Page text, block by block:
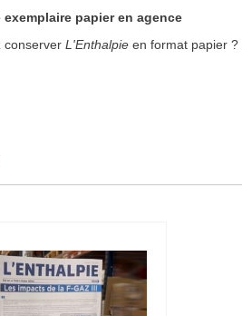
exemplaire papier en agence
conserver L'Enthalpieen format papier ?